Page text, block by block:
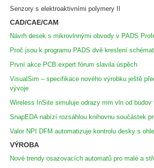
Senzory s elektroaktivními polymery II
CAD/CAE/CAM
Návrh desek s mikrovlnnými obvody v PADS
Proč jsou k programu PADS dvě kreslení
První akce PCB.expert fórum slavila úspěch
VisualSim – specifikace nového výrobku ještě
vývoje
Wireless InSite simuluje odrazy mm vln od budov
SnapEDA nabízí rozsáhlou knihovnu součástek
Valor NPI DFM automatizuje kontrolu desky s
VÝROBA
Nové trendy osazovacích automatů pro malé a